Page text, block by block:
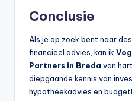
Conclusie
Als je op zoek bent naar
financieel advies, kan ik
Partners in Breda van
diepgaande kennis van
hypotheekadvies en